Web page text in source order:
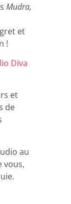
Mudra,
et
!
Diva
et
de
au
vous,